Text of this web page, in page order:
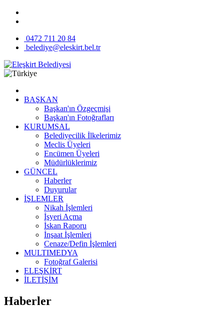
0472 711 20 84
belediye@eleskirt.bel.tr
BAŞKAN
Başkan'ın Özgeçmişi
Başkan'ın Fotoğrafları
KURUMSAL
Belediyecilik İlkelerimiz
Meclis Üyeleri
Encümen Üyeleri
Müdürlüklerimiz
GÜNCEL
Haberler
Duyurular
İŞLEMLER
Nikah İşlemleri
İşyeri Açma
İskan Raporu
İnşaat İşlemleri
Cenaze/Defin İşlemleri
MULTIMEDYA
Fotoğraf Galerisi
ELEŞKİRT
İLETİŞİM
Haberler